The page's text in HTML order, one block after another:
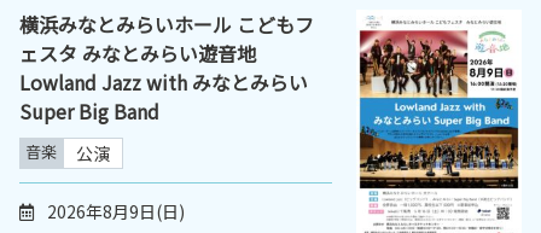
横浜みなとみらいホール こどもフ
ェスタ みなとみらい遊音地
Lowland Jazz with みなとみらい
Super Big Band
音楽 公演
2026年8月9日(日)